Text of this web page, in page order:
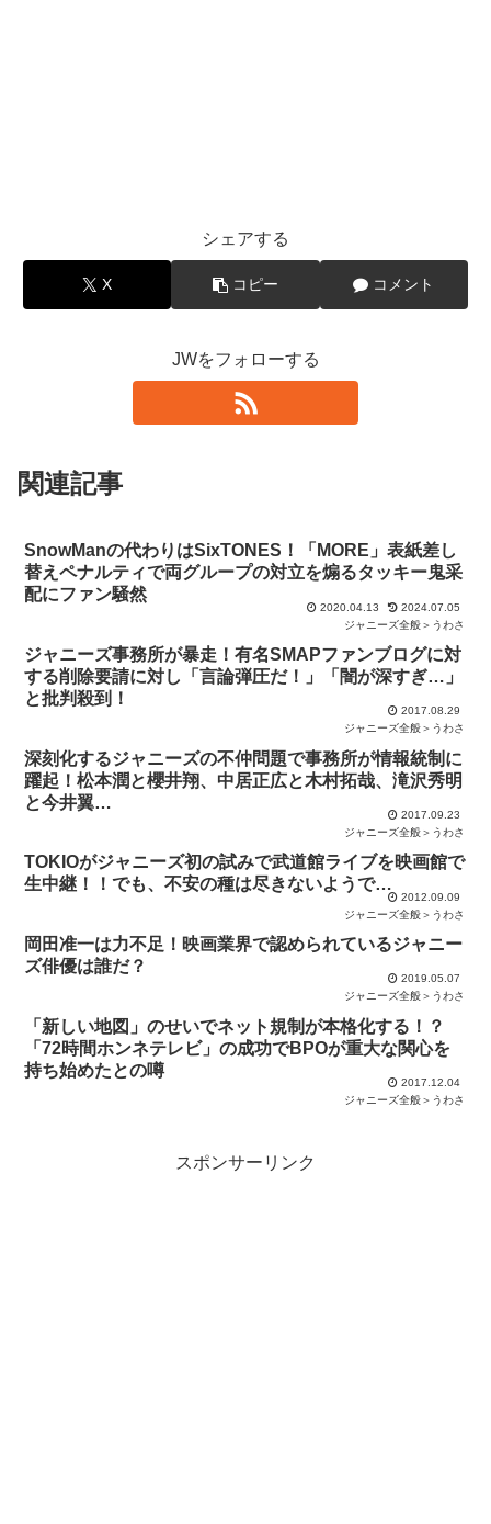
シェアする
X コピー コメント
JWをフォローする
関連記事
SnowManの代わりはSixTONES！「MORE」表紙差し
替えペナルティで両グループの対立を煽るタッキー鬼采
配にファン騒然
2020.04.13
2024.07.05
ジャニーズ全般＞うわさ
ジャニーズ事務所が暴走！有名SMAPファンブログに対
する削除要請に対し「言論弾圧だ！」「闇が深すぎ…」
と批判殺到！
2017.08.29
ジャニーズ全般＞うわさ
深刻化するジャニーズの不仲問題で事務所が情報統制に
躍起！松本潤と櫻井翔、中居正広と木村拓哉、滝沢秀明
と今井翼…
2017.09.23
ジャニーズ全般＞うわさ
TOKIOがジャニーズ初の試みで武道館ライブを映画館で
生中継！！でも、不安の種は尽きないようで…
2012.09.09
ジャニーズ全般＞うわさ
岡田准一は力不足！映画業界で認められているジャニー
ズ俳優は誰だ？
2019.05.07
ジャニーズ全般＞うわさ
「新しい地図」のせいでネット規制が本格化する！？
「72時間ホンネテレビ」の成功でBPOが重大な関心を
持ち始めたとの噂
2017.12.04
ジャニーズ全般＞うわさ
スポンサーリンク